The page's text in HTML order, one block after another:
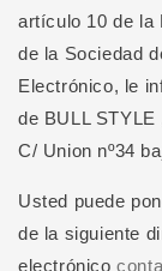
artículo 10 de la
de la Sociedad
Electrónico, le
de BULL
C/ Union nº34
Usted puede
de la siguiente
electrónico